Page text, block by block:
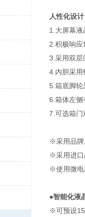
人性化设计
1.大屏幕
2.积极响
3.采用双层
4.内胆采用
5.箱底脚轮
6.箱体左侧
7.可选箱门
※采用品牌
※采用进口
※使用微电
●智能化液
※可预设